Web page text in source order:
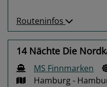
Routeninfos
14 Nächte Die
MS Finnmarken
Hamburg -